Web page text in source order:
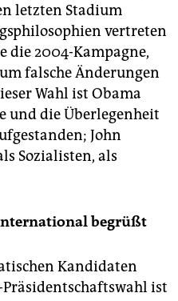
letzten Stadium
vertreten
die 2004-Kampagne,
falsche Änderungen
Wahl ist Obama
und die Überlegenheit
John
Sozialisten, als
begrüßt
Kandidaten
Präsidentschaftswahl ist